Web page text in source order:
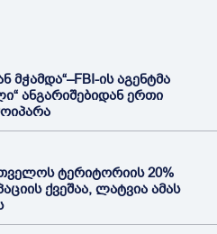
მჭამდა“–FBI-ის აგენტმა
ანგარიშებიდან ერთი
ტერიტორიის 20%
ქვეშაა, ლატვია ამას